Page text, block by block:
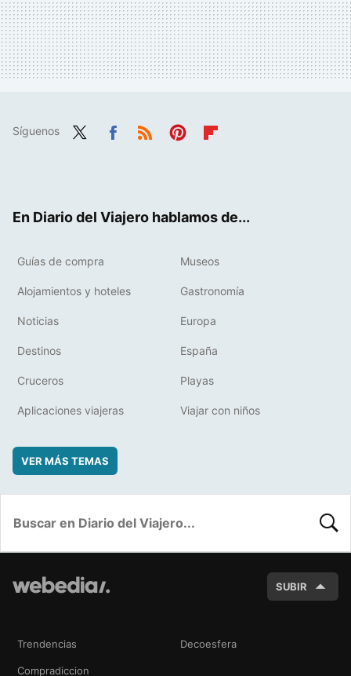
Síguenos
En Diario del Viajero hablamos de...
Guías de compra Museos
Alojamientos y hoteles Gastronomía
Noticias Europa
Destinos España
Cruceros Playas
Aplicaciones viajeras Viajar con niños
VER MÁS TEMAS
SUBIR
Trendencias Decoesfera
Compradiccion